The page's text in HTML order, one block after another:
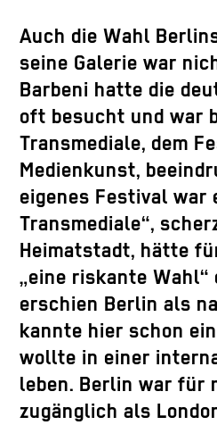
Auch die Wahl
seine Galerie war
Barbeni hatte die
oft besucht und war
Transmediale, dem
Medienkunst,
eigenes Festival war
Transmediale“,
Heimatstadt, hätte
„eine riskante
erschien Berlin als
kannte hier schon
wollte in einer
leben. Berlin war für
zugänglich als